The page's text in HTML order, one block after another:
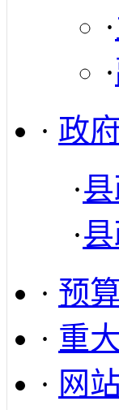
·
·
· 政
·
·
· 预
· 重
· 网